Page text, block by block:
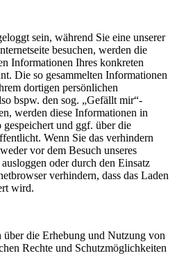
sein, während Sie eine unserer
besuchen, werden die
Informationen Ihres konkreten
Die so gesammelten Informationen
dortigen persönlichen
bspw. den sog. „Gefällt mir“-
werden diese Informationen in
und ggf. über die
Wenn Sie das verhindern
vor dem Besuch unseres
oder durch den Einsatz
verhindern, dass das Laden
wird.
über die Erhebung und Nutzung von
Rechte und Schutzmöglichkeiten